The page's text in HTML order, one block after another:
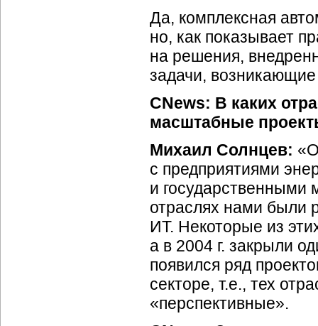
Да, комплексная
но, как показывает
на решения,
задачи, возникающие
CNews: В каких
масштабные
Михаил Солнцев:
с предприятиями
и государственными
отраслях нами были
ИТ. Некоторые из
а в 2004 г. закрыли
появился ряд
секторе, т.е., тех
«перспективные».